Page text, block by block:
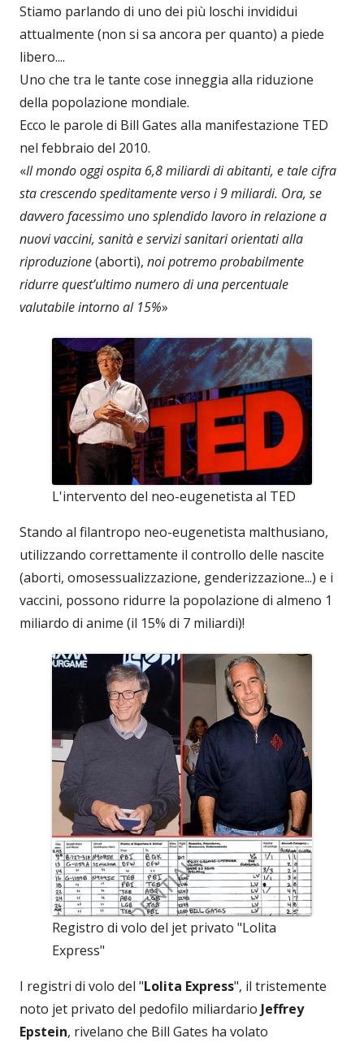
Stiamo parlando di uno dei più loschi invididui
attualmente (non si sa ancora per quanto) a piede
libero....
Uno che tra le tante cose inneggia alla riduzione
della popolazione mondiale.
Ecco le parole di Bill Gates alla manifestazione TED
nel febbraio del 2010.
«Il mondo oggi ospita 6,8 miliardi di abitanti, e tale cifra
sta crescendo speditamente verso i 9 miliardi. Ora, se
davvero facessimo uno splendido lavoro in relazione a
nuovi vaccini, sanità e servizi sanitari orientati alla
riproduzione(aborti), noi potremo probabilmente
ridurre quest’ultimo numero di una percentuale
valutabile intorno al 15%»
L'intervento del neo-eugenetista al TED
Stando al filantropo neo-eugenetista malthusiano,
utilizzando correttamente il controllo delle nascite
(aborti, omosessualizzazione, genderizzazione...) e i
vaccini, possono ridurre la popolazione di almeno 1
miliardo di anime (il 15% di 7 miliardi)!
Registro di volo del jet privato "Lolita
Express"
I registri di volo del "Lolita Express", il tristemente
noto jet privato del pedofilo miliardario Jeffrey
Epstein, rivelano che Bill Gates ha volato